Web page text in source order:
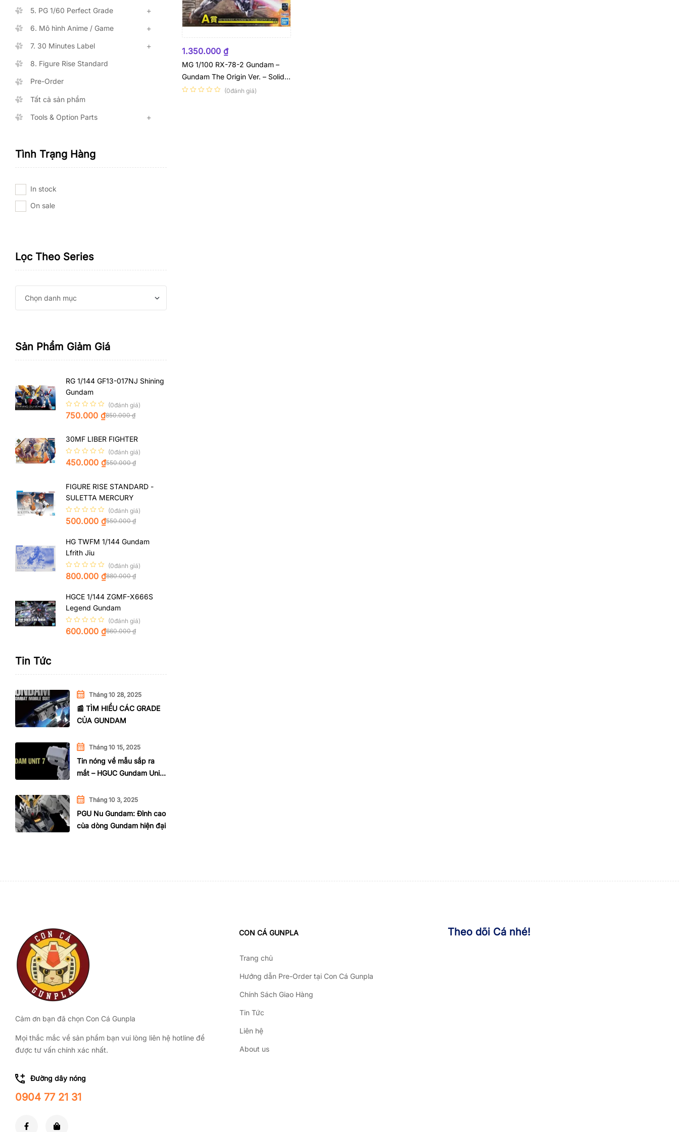
1.350.000 ₫
MG 1/100 RX-78-2 Gundam –
Gundam The Origin Ver. – Solid
Clear Ichiban Kuji Prize A
(0đánh giá)
5. PG 1/60 Perfect Grade
6. Mô hình Anime / Game
7. 30 Minutes Label
8. Figure Rise Standard
Pre-Order
Tất cả sản phẩm
Tools & Option Parts
Tình Trạng Hàng
In stock
On sale
Lọc Theo Series
Sản Phẩm Giảm Giá
RG 1/144 GF13-017NJ Shining
Gundam
(0đánh giá)
850.000₫
750.000 ₫
30MF LIBER FIGHTER
(0đánh giá)
550.000₫
450.000 ₫
FIGURE RISE STANDARD -
SULETTA MERCURY
(0đánh giá)
550.000₫
500.000 ₫
HG TWFM 1/144 Gundam
Lfrith Jiu
(0đánh giá)
880.000₫
800.000 ₫
HGCE 1/144 ZGMF-X666S
Legend Gundam
(0đánh giá)
660.000₫
600.000 ₫
Tin Tức
Tháng 10 28, 2025
📰 TÌM HIỂU CÁC GRADE
CỦA GUNDAM
Tháng 10 15, 2025
Tin nóng về mẫu sắp ra
mắt – HGUC Gundam Unit
Tháng 10 3, 2025
PGU Nu Gundam: Đỉnh cao
của dòng Gundam hiện đại
Cảm ơn bạn đã chọn Con Cá Gunpla
Mọi thắc mắc về sản phẩm bạn vui lòng liên hệ hotline để
được tư vấn chính xác nhất.
Đường dây nóng
0904 77 21 31
CON CÁ GUNPLA
Trang chủ
Hướng dẫn Pre-Order tại Con Cá Gunpla
Chính Sách Giao Hàng
Tin Tức
Liên hệ
About us
Theo dõi Cá nhé!